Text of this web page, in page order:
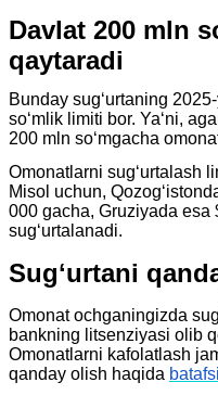
Davlat 200 mln
qaytaradi
Bunday sugʻurtaning
soʻmlik limiti bor. Yaʻni,
200 mln soʻmgacha
Omonatlarni sugʻurtalash
Misol uchun,
000 gacha, Gruziyada esa
sugʻurtalanadi.
Sugʻurtani
Omonat ochganingizda
bankning litsenziyasi olib
Omonatlarni kafolatlash
qanday olish haqida